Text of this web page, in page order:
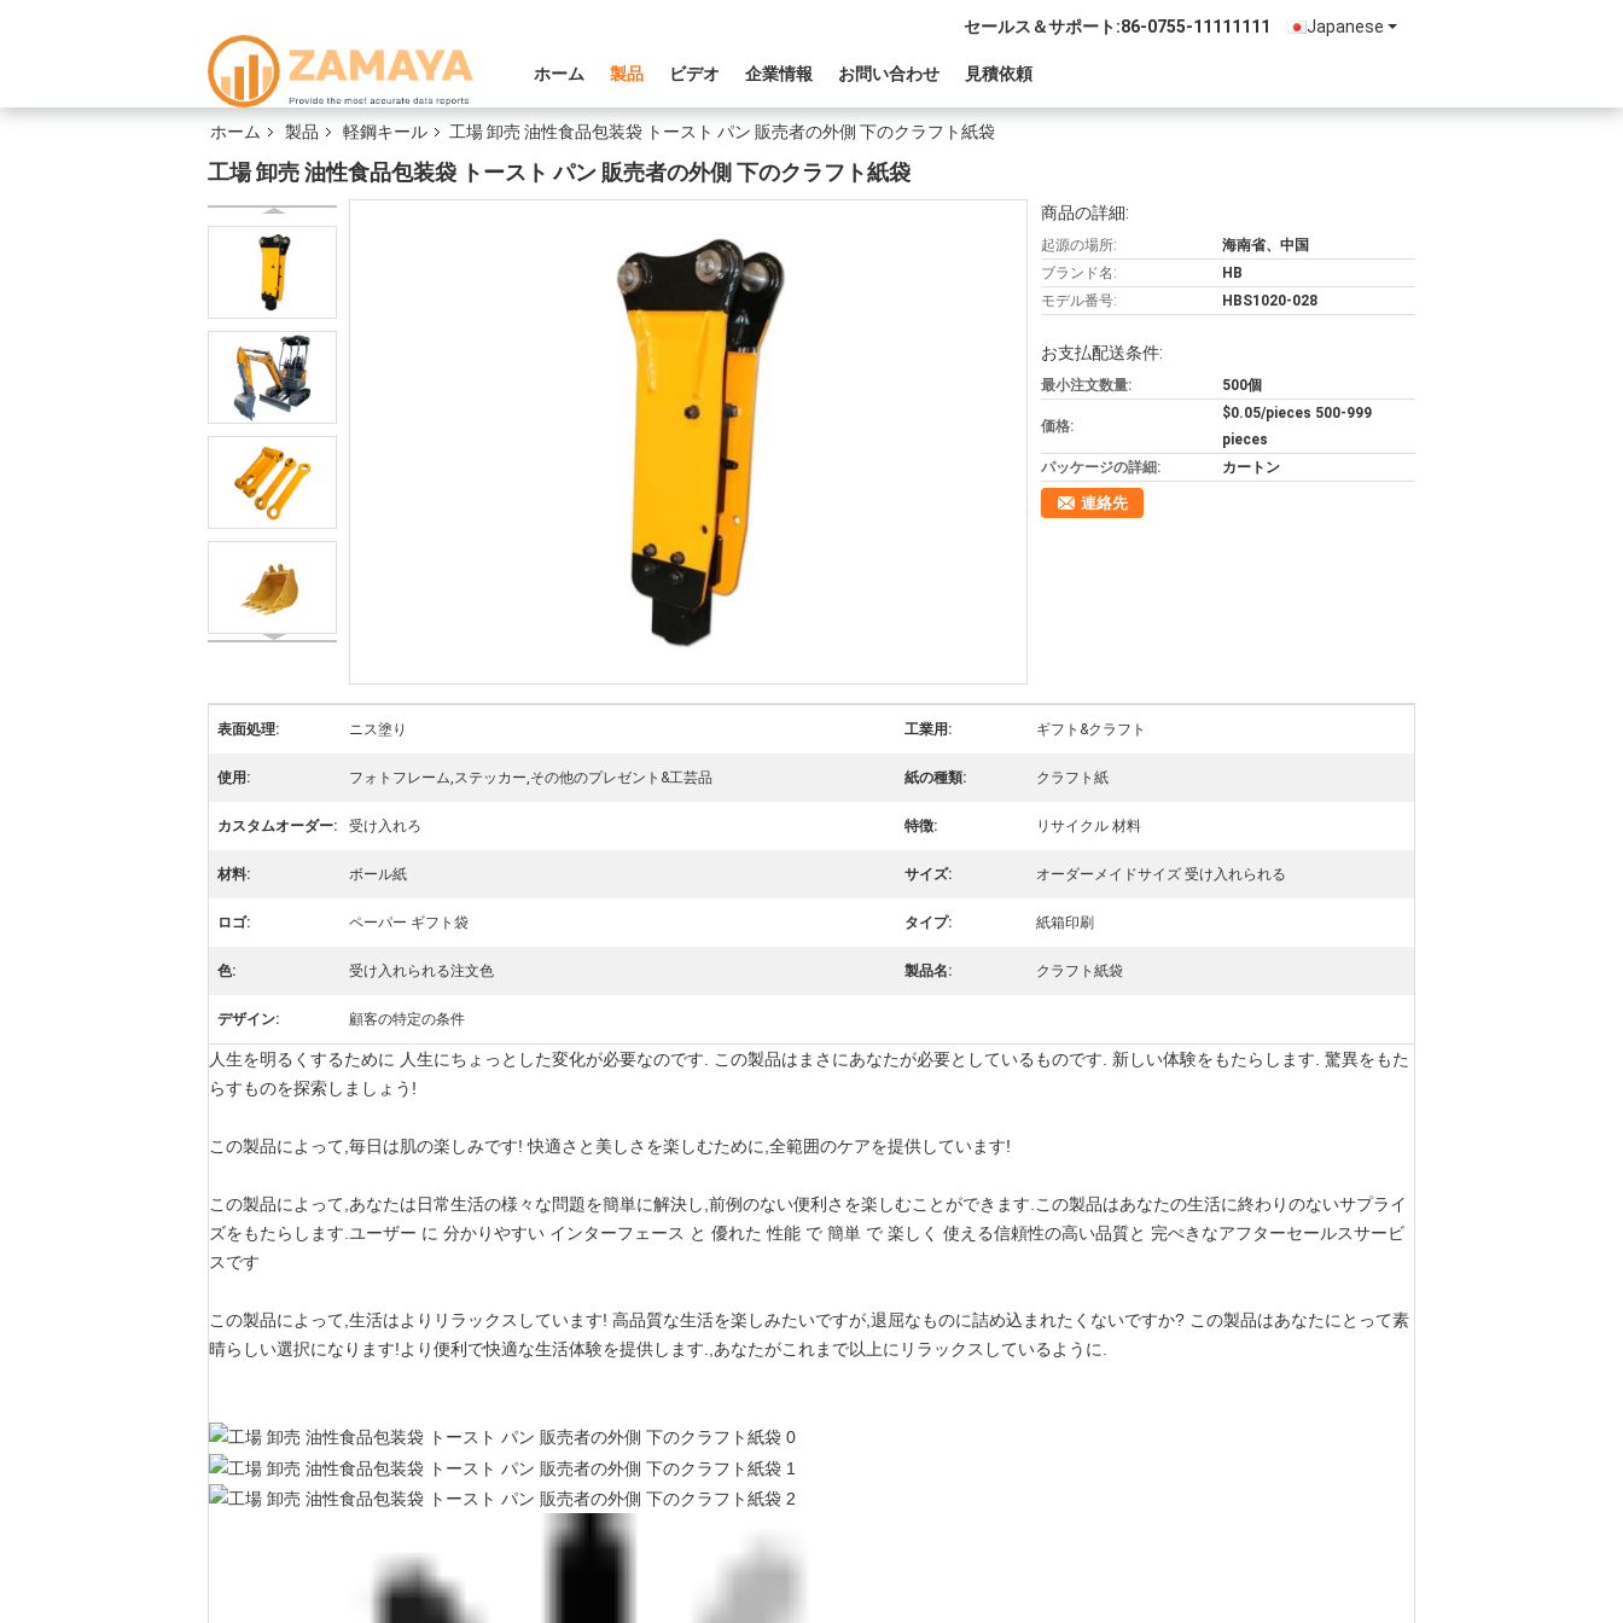
Japanese
セールス＆サポート:86-0755-11111111
ホーム 製品 ビデオ 企業情報 お問い合わせ 見積依頼
ホーム 製品 軽鋼キール 工場 卸売 油性食品包装袋 トースト パン 販売者の外側 下のクラフト紙袋
工場 卸売 油性食品包装袋 トースト パン 販売者の外側 下のクラフト紙袋
商品の詳細:
起源の場所:
海南省、中国
ブランド名:
HB
モデル番号:
HBS1020-028
お支払配送条件:
最小注文数量: 500個
価格:
$0.05/pieces 500-999
pieces
パッケージの詳細:
カートン
連絡先
表面処理: ニス塗り 工業用: ギフト&クラフト
使用: フォトフレーム,ステッカー,その他のプレゼント&工芸品 紙の種類: クラフト紙
カスタムオーダー: 受け入れろ 特徴: リサイクル 材料
材料: ボール紙 サイズ: オーダーメイドサイズ 受け入れられる
ロゴ: ペーパー ギフト袋 タイプ: 紙箱印刷
色: 受け入れられる注文色 製品名: クラフト紙袋
デザイン: 顧客の特定の条件
人生を明るくするために 人生にちょっとした変化が必要なのです. この製品はまさにあなたが必要としているものです. 新しい体験をもたらします. 驚異をもた
らすものを探索しましょう!
この製品によって,毎日は肌の楽しみです! 快適さと美しさを楽しむために,全範囲のケアを提供しています!
この製品によって,あなたは日常生活の様々な問題を簡単に解決し,前例のない便利さを楽しむことができます.この製品はあなたの生活に終わりのないサプライ
ズをもたらします.ユーザー に 分かりやすい インターフェース と 優れた 性能 で 簡単 で 楽しく 使える信頼性の高い品質と 完ぺきなアフターセールスサービ
スです
この製品によって,生活はよりリラックスしています! 高品質な生活を楽しみたいですが,退屈なものに詰め込まれたくないですか? この製品はあなたにとって素
晴らしい選択になります!より便利で快適な生活体験を提供します.,あなたがこれまで以上にリラックスしているように.